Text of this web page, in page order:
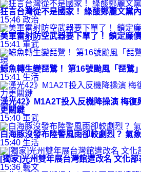
狂言台灣從不是國家！ 綠酸鄭麗文黨
15:46 政治
美軍雷射防空武器要下單了！ 鎖定廉
15:41 軍武
鯨魚轉生變琵鷺！ 第16號颱風「琵鷺
15:41 生活
漢光42》M1A2T投入反機降操演 梅復
更關鍵
15:40 軍武
白海豚沒發布陸警風雨卻較劇烈？ 氣
15:40 生活
[獨家]光州雙年展台灣館遭改名 文化
15:36 藝文